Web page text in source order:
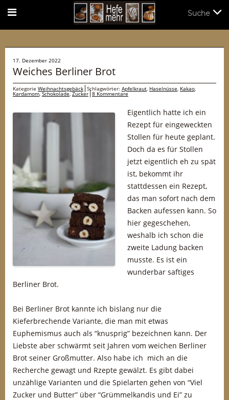
17. Dezember 2022
Weiches Berliner Brot
Kategorie Weihnachtsgebäck Schlagwörter: Apfelkraut, Haselnüsse, Kakao,
Kardamom,Schokolade,Zucker 8 Kommentare
Eigentlich hatte ich ein
Rezept für eingeweckten
Stollen für heute geplant.
Doch da es für Stollen
jetzt eigentlich eh zu spät
ist, bekommt ihr
stattdessen ein Rezept,
das man sofort nach dem
Backen aufessen kann. So
hier gegeschehen,
weshalb ich schon die
zweite Ladung backen
musste. Es ist ein
wunderbar saftiges
Berliner Brot.
Bei Berliner Brot kannte ich bislang nur die
Kieferbrechende Variante, die man mit etwas
Euphemismus auch als “knusprig” bezeichnen kann. Der
Liebste aber schwärmt seit Jahren vom weichen Berliner
Brot seiner Großmutter. Also habe ich mich an die
Recherche gewagt und Rzepte gewälzt. Es gibt dabei
unzählige Varianten und die Spielarten gehen von “Viel
Zucker und Butter” über “Grümmelkandis und Ei” zu
Suche
Suche